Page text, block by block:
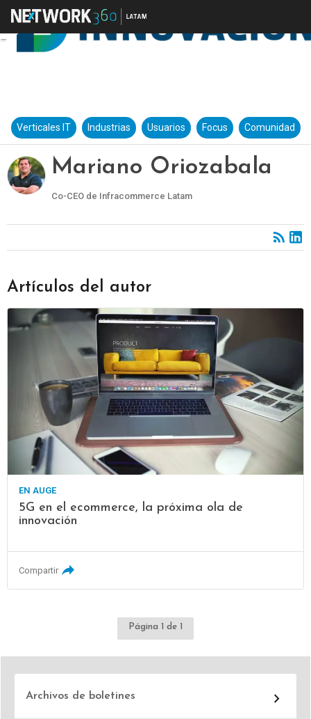
Verticales IT Industrias Usuarios Focus Comunidad
Mariano Oriozabala
Co-CEO de Infracommerce Latam
Artículos del autor
EN AUGE
5G en el ecommerce, la próxima ola de
innovación
Compartir
Página 1 de 1
Archivos de boletines